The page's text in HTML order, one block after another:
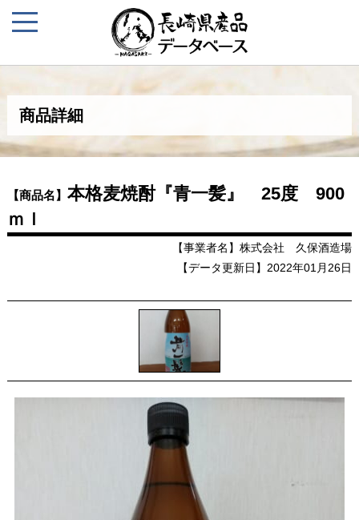
商品詳細
【商品名】 本格麦焼酎『青一髪』 25度 900
ｍｌ
【事業者名】株式会社 久保酒造場
【データ更新日】2022年01月26日